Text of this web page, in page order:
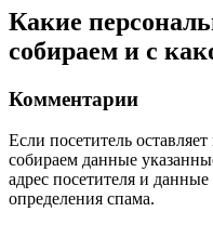
Какие
собираем и с
Комментарии
Если посетитель
собираем данные
адрес посетителя и
определения спама.